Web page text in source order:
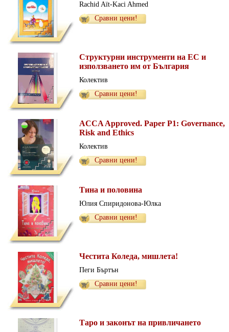
Rachid Aït-Kaci Ahmed
Сравни цени!
Структурни инструменти на ЕС и
използването им от България
Колектив
Сравни цени!
ACCA Approved. Paper P1: Governance,
Risk and Ethics
Колектив
Сравни цени!
Тина и половина
Юлия Спиридонова-Юлка
Сравни цени!
Честита Коледа, мишлета!
Пеги Бъртън
Сравни цени!
Таро и законът на привличането